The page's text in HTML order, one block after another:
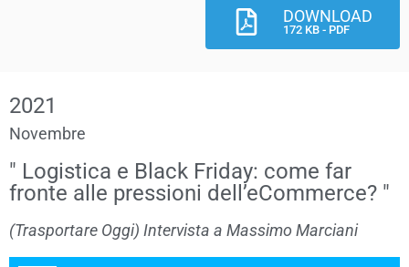
DOWNLOAD
172 KB - PDF
2021
Novembre
" Logistica e Black Friday: come far
fronte alle pressioni dell’eCommerce? "
(Trasportare Oggi) Intervista a Massimo Marciani